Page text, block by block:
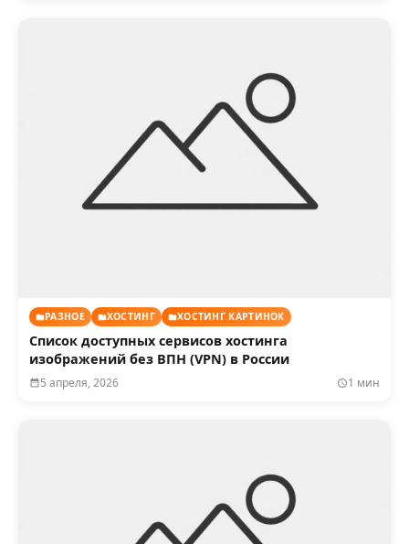
РАЗНОЕ ХОСТИНГ ХОСТИНГ КАРТИНОК
Список доступных сервисов хостинга
изображений без ВПН (VPN) в России
5 апреля, 2026 1 мин